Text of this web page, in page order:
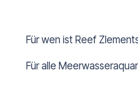
Für wen ist Reef
Für alle